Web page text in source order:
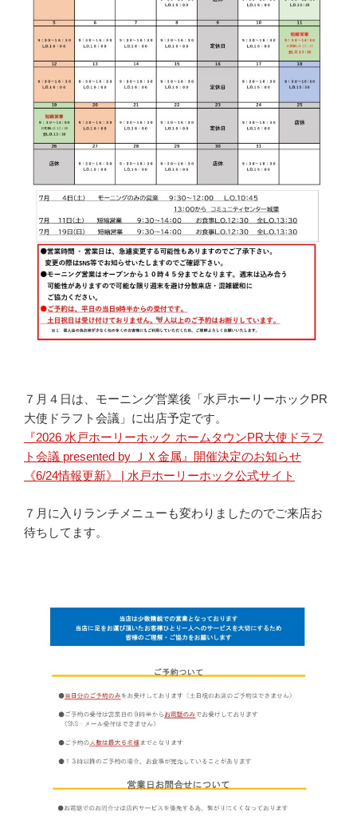
７月４日は、モーニング営業後「水戸ホーリーホックPR
大使ドラフト会議」に出店予定です。
『2026 水戸ホーリーホック ホームタウンPR大使ドラフ
ト会議 presented by ＪＸ金属』開催決定のお知らせ
《6/24情報更新》 | 水戸ホーリーホック公式サイト
７月に入りランチメニューも変わりましたのでご来店お
待ちしてます。